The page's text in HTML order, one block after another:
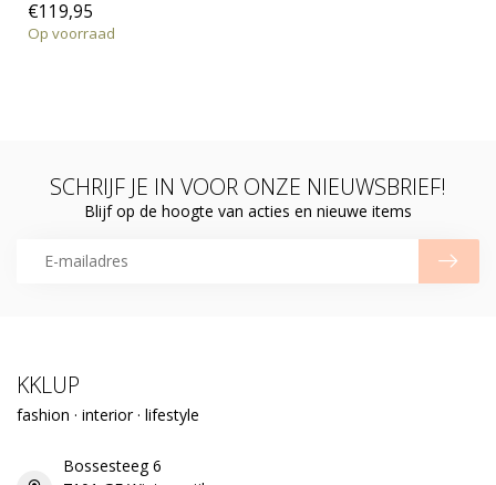
€119,95
Op voorraad
SCHRIJF JE IN VOOR ONZE NIEUWSBRIEF!
Blijf op de hoogte van acties en nieuwe items
KKLUP
fashion · interior · lifestyle
Bossesteeg 6